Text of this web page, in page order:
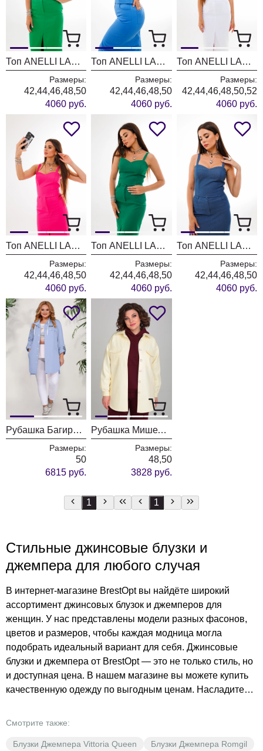
Топ ANELLI LAUREL 1396 зелень
Размеры:
42,44,46,48,50
4060 руб.
Топ ANELLI LAUREL 1396 василек
Размеры:
42,44,46,48,50
4060 руб.
Топ ANELLI LAUREL 1396 белый
Размеры:
42,44,46,48,50,52
4060 руб.
Топ ANELLI LAUREL 1396 фуксия
Размеры:
42,44,46,48,50
4060 руб.
Топ ANELLI LAUREL 1396 изумруд
Размеры:
42,44,46,48,50
4060 руб.
Топ ANELLI LAUREL 1396 джинс
Размеры:
42,44,46,48,50
4060 руб.
Рубашка БагираАнТа 783/3
Размеры:
50
6815 руб.
Рубашка Мишель Шик 773 нежно-желтый
Размеры:
48,50
3828 руб.
1 1
Стильные джинсовые блузки и
джемпера для любого случая
В интернет-магазине BrestOpt вы найдёте широкий
ассортимент джинсовых блузок и джемперов для
женщин. У нас представлены модели разных фасонов,
цветов и размеров, чтобы каждая модница могла
подобрать идеальный вариант для себя. Джинсовые
блузки и джемпера от BrestOpt — это не только стиль, но
и доступная цена. В нашем магазине вы можете купить
качественную одежду по выгодным ценам. Насладитесь
образ с джинсовой одеждой от BrestOpt.
Смотрите также:
Блузки Джемпера Vittoria Queen
Блузки Джемпера Romgil